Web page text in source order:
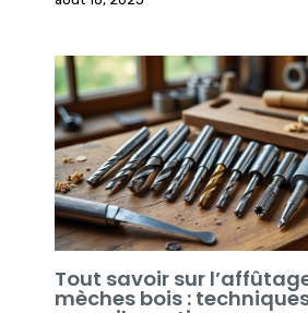
Tout savoir sur
mèches bois :